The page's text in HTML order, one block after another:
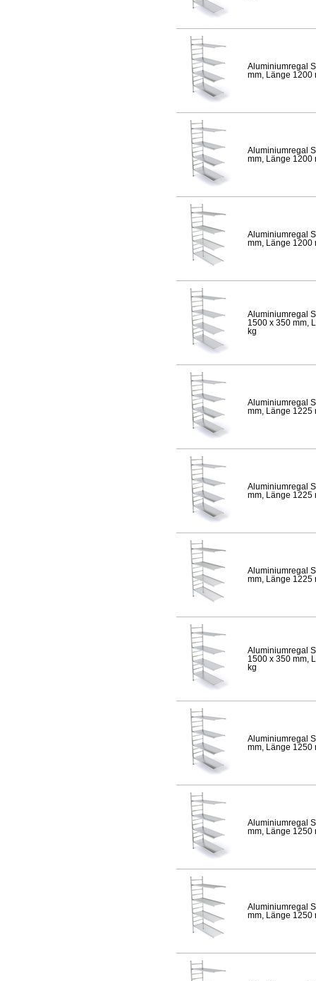
Aluminiumregal
mm, Länge 1200
Aluminiumregal
mm, Länge 1200
Aluminiumregal
mm, Länge 1200
Aluminiumregal
1500 x 350 mm,
kg
Aluminiumregal
mm, Länge 1225
Aluminiumregal
mm, Länge 1225
Aluminiumregal
mm, Länge 1225
Aluminiumregal
1500 x 350 mm,
kg
Aluminiumregal
mm, Länge 1250
Aluminiumregal
mm, Länge 1250
Aluminiumregal
mm, Länge 1250